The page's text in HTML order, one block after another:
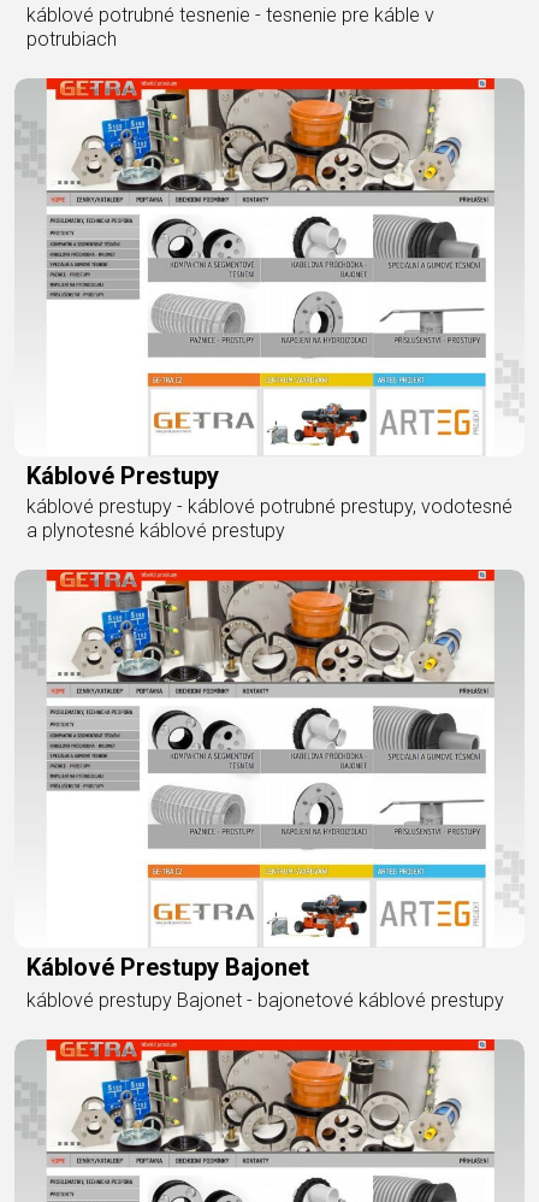
káblové potrubné tesnenie - tesnenie pre káble v
potrubiach
Káblové Prestupy
káblové prestupy - káblové potrubné prestupy, vodotesné
a plynotesné káblové prestupy
Káblové Prestupy Bajonet
káblové prestupy Bajonet - bajonetové káblové prestupy